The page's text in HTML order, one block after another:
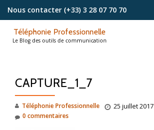
contenu
Nous contacter (+33) 3 28 07 70 70
Téléphonie Professionnelle
Le Blog des outils de communication
CAPTURE_1_7
Téléphonie Professionnelle 25 juillet 2017
0 commentaires